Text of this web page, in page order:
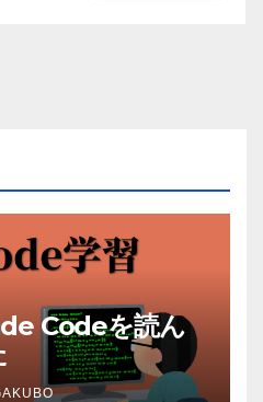
Codeを読ん